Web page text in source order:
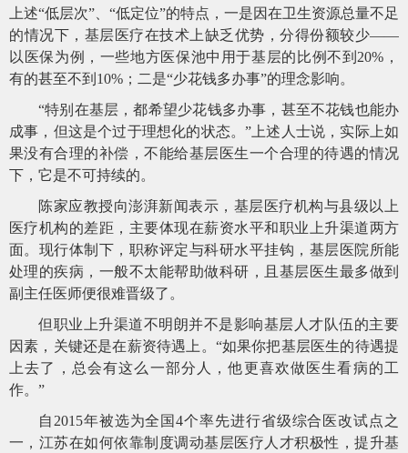
上述“低层次”、“低定位”的特点，一是因在卫生资源总量不足
的情况下，基层医疗在技术上缺乏优势，分得份额较少——
以医保为例，一些地方医保池中用于基层的比例不到20%，
有的甚至不到10%；二是“少花钱多办事”的理念影响。
“特别在基层，都希望少花钱多办事，甚至不花钱也能办
成事，但这是个过于理想化的状态。”上述人士说，实际上如
果没有合理的补偿，不能给基层医生一个合理的待遇的情况
下，它是不可持续的。
陈家应教授向澎湃新闻表示，基层医疗机构与县级以上
医疗机构的差距，主要体现在薪资水平和职业上升渠道两方
面。现行体制下，职称评定与科研水平挂钩，基层医院所能
处理的疾病，一般不太能帮助做科研，且基层医生最多做到
副主任医师便很难晋级了。
但职业上升渠道不明朗并不是影响基层人才队伍的主要
因素，关键还是在薪资待遇上。 “如果你把基层医生的待遇提
上去了，总会有这么一部分人，他更喜欢做医生看病的工
作。”
自 2015年被选为全国4个率先进行省级综合医改试点之
一，江苏在如何依靠制度调动基层医疗人才积极性，提升基